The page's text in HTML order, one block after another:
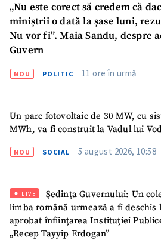
„Nu este corect să credem că
miniștrii o dată la șase luni,
Nu vor fi”. Maia Sandu, despre
Guvern
NOU POLITIC 11 ore în urmă
Un parc fotovoltaic de 30 MW, cu
MWh, va fi construit la Vadul lui
NOU SOCIAL 5 august 2026, 10:58
LIVE
Ședința Guvernului: Un
limba română urmează a fi
aprobat înființarea Instituției
„Recep Tayyip Erdogan”